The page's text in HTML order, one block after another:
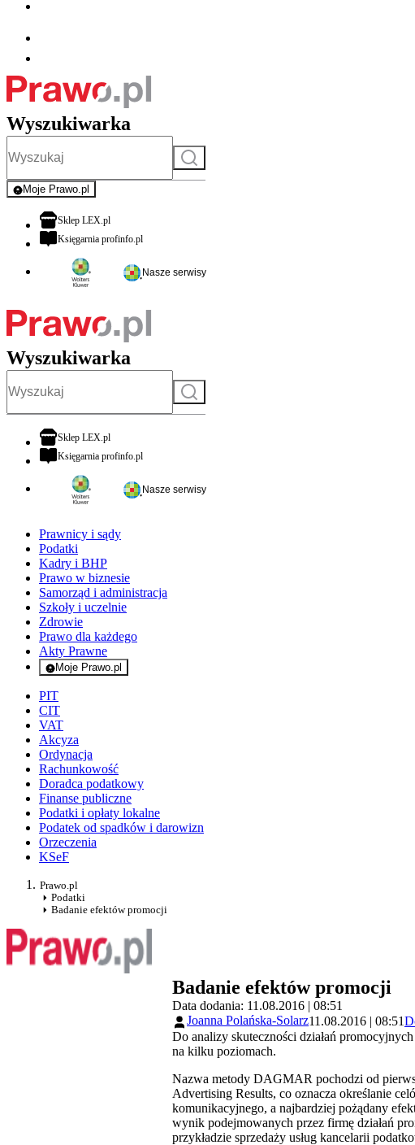
Wyszukiwarka
Szukaj
Moje Prawo.pl
- rejestracja i logowanie do serwisu
Sklep LEX.plotwiera się w nowej karcie
Księgarnia profinfo.plotwiera się w nowej karcie
Nasze serwisy
Wyszukiwarka
Szukaj
Sklep LEX.plotwiera się w nowej karcie
Księgarnia profinfo.plotwiera się w nowej karcie
Nasze serwisy
Prawnicy i sądy
Podatki
Kadry i BHP
Prawo w biznesie
Samorząd i administracja
Szkoły i uczelnie
Zdrowie
Prawo dla każdego
Akty Prawne
Moje Prawo.pl
- rejestracja i logowanie do serwisu
PIT
CIT
VAT
Akcyza
Ordynacja
Rachunkowość
Doradca podatkowy
Finanse publiczne
Podatki i opłaty lokalne
Podatek od spadków i darowizn
Orzeczenia
KSeF
Prawo.pl
Podatki
Badanie efektów promocji
Badanie efektów promocji
Data dodania: 11.08.2016 | 08:51
Joanna Polańska-Solarz11.08.2016 | 08:51
Do analizy skuteczności działań
na kilku poziomach.
Nazwa metody DAGMAR pochodzi od
Advertising Results, co oznacza określanie
komunikacyjnego, a najbardziej pożądany
wynik podejmowanych przez firmę działań
przykładzie sprzedaży usług kancelarii